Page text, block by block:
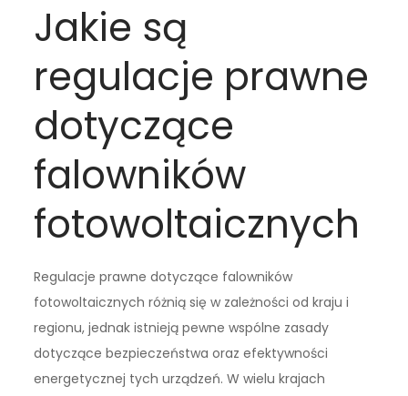
Jakie są
regulacje prawne
dotyczące
falowników
fotowoltaicznych
Regulacje prawne dotyczące falowników
fotowoltaicznych różnią się w zależności od kraju i
regionu, jednak istnieją pewne wspólne zasady
dotyczące bezpieczeństwa oraz efektywności
energetycznej tych urządzeń. W wielu krajach